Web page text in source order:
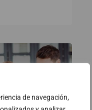
de navegación,